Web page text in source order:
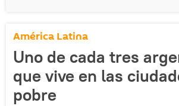
América Latina
Uno de cada tres
que vive en las
pobre